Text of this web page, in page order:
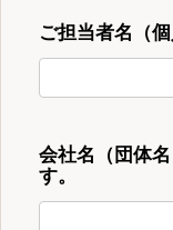
ご担当者名（
会社名（団体
す。